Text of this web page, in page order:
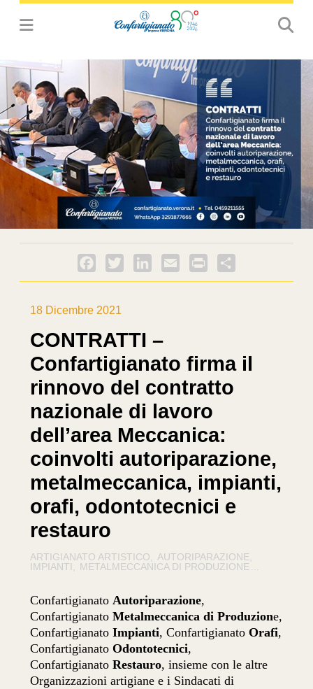
Facebook
Twitter LinkedInEmail PrintFriendly
18 Dicembre 2021
CONTRATTI –
Confartigianato firma il
rinnovo del contratto
nazionale di lavoro
dell’area Meccanica:
coinvolti autoriparazione,
metalmeccanica, impianti,
orafi, odontotecnici e
restauro
ARTIGIANATO ARTISTICO
AUTORIPARAZIONE
IMPIANTI
METALMECCANICA DI PRODUZIONE...
ConfartigianatoAutoriparazione,
ConfartigianatoMetalmeccanica di Produzione,
ConfartigianatoImpianti, Confartigianato Orafi,
Confartigianato Odontotecnici,
ConfartigianatoRestauro, insieme con le altre
Organizzazioni artigiane e i Sindacati di